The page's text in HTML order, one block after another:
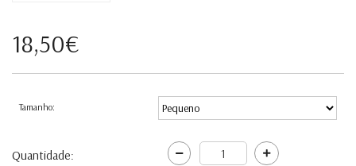
18,50€
Tamanho:
Quantidade: